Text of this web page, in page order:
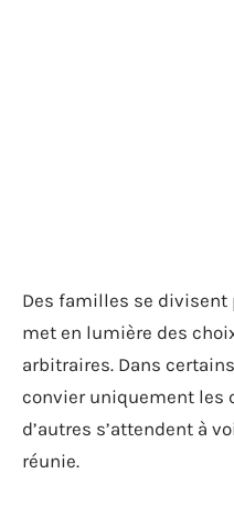
Des familles se divisent
met en lumière des
arbitraires. Dans
convier uniquement les
d’autres s’attendent à
réunie.